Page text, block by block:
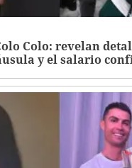
Colo: revelan
y el salario